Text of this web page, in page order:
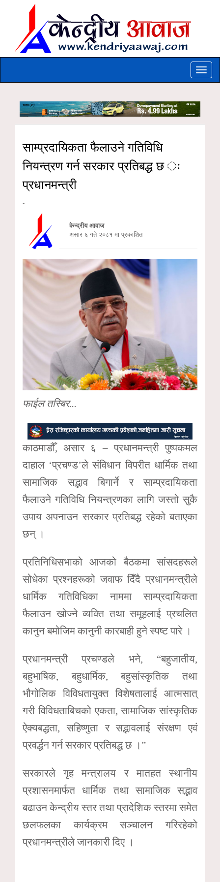
Toggle
साम्प्रदायिकता फैलाउने गतिविधि
नियन्त्रण गर्न सरकार प्रतिबद्ध छ ः
प्रधानमन्त्री
-
केन्द्रीय आवाज
असार ६ गते २०८१ मा प्रकाशित
फाईल तस्बिर...
काठमाडौँ, असार ६ – प्रधानमन्त्री पुष्पकमल
दाहाल ‘प्रचण्ड’ले संविधान विपरीत धार्मिक तथा
सामाजिक सद्भाव बिगार्ने र साम्प्रदायिकता
फैलाउने गतिविधि नियन्त्रणका लागि जस्तो सुकै
उपाय अपनाउन सरकार प्रतिबद्ध रहेको बताएका
छन् ।
प्रतिनिधिसभाको आजको बैठकमा सांसदहरूले
सोधेका प्रश्नहरूको जवाफ दिँदै प्रधानमन्त्रीले
धार्मिक गतिविधिका नाममा साम्प्रदायिकता
फैलाउन खोज्ने व्यक्ति तथा समूहलाई प्रचलित
कानुन बमोजिम कानुनी कारबाही हुने स्पष्ट पारे ।
प्रधानमन्त्री प्रचण्डले भने, “बहुजातीय,
बहुभाषिक, बहुधार्मिक, बहुसांस्कृतिक तथा
भौगोलिक विविधतायुक्त विशेषतालाई आत्मसात्
गरी विविधताबिचको एकता, सामाजिक सांस्कृतिक
ऐक्यबद्धता, सहिष्णुता र सद्भावलाई संरक्षण एवं
प्रवर्द्धन गर्न सरकार प्रतिबद्ध छ ।”
सरकारले गृह मन्त्रालय र मातहत स्थानीय
प्रशासनमार्फत धार्मिक तथा सामाजिक सद्भाव
बढाउन केन्द्रीय स्तर तथा प्रादेशिक स्तरमा समेत
छलफलका कार्यक्रम सञ्चालन गरिरहेको
प्रधानमन्त्रीले जानकारी दिए ।